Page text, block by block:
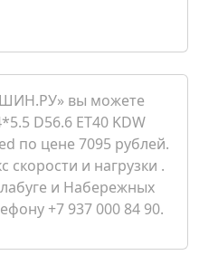
вы можете
D56.6 ET40 KDW
по цене 7095 рублей.
скорости и нагрузки .
и Набережных
+7 937 000 84 90.